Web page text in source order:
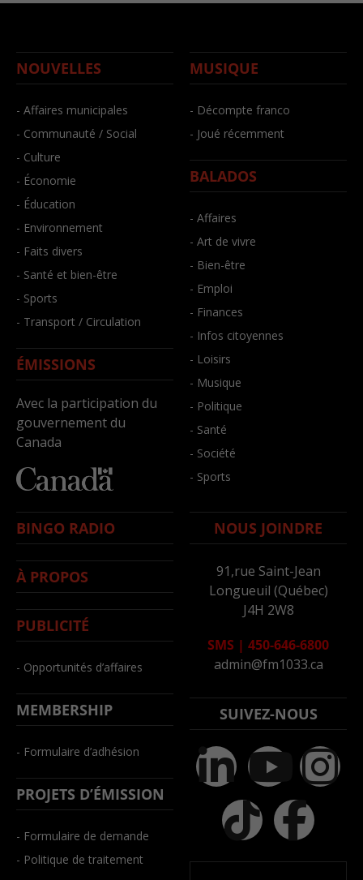
NOUVELLES
- Affaires municipales
- Communauté / Social
- Culture
- Économie
- Éducation
- Environnement
- Faits divers
- Santé et bien-être
- Sports
- Transport / Circulation
ÉMISSIONS
Avec la participation du
gouvernement du
Canada
MUSIQUE
- Décompte franco
- Joué récemment
BALADOS
- Affaires
- Art de vivre
- Bien-être
- Emploi
- Finances
- Infos citoyennes
- Loisirs
- Musique
- Politique
- Santé
- Société
- Sports
BINGO RADIO
À PROPOS
PUBLICITÉ
- Opportunités d’affaires
MEMBERSHIP
- Formulaire d’adhésion
PROJETS D’ÉMISSION
- Formulaire de demande
- Politique de traitement
NOUS JOINDRE
91,rue Saint-Jean
Longueuil (Québec)
J4H 2W8
SMS | 450-646-6800
admin@fm1033.ca
SUIVEZ-NOUS